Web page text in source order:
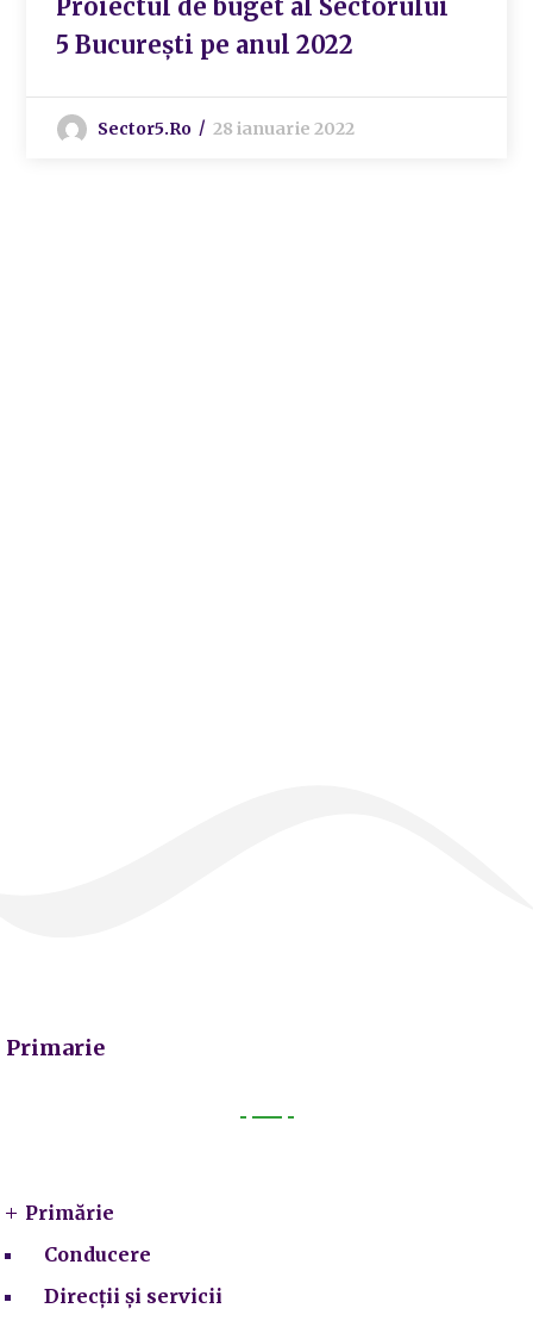
Proiectul de buget al Sectorului
5 Bucureşti pe anul 2022
Sector5.ro 28 ianuarie 2022
Primarie
Primărie
Conducere
Direcții și servicii